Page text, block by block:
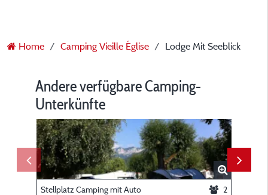
Home Camping Vieille Église Lodge Mit Seeblick
Andere verfügbare Camping-
Unterkünfte
Stellplatz Camping mit Auto 2